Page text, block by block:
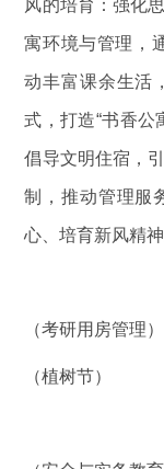
风的培育：强化
寓环境与管理，
动丰富课余生活
式，打造“书香公
倡导文明住宿，
制，推动管理服
心、培育新风精神
（考研用房管理）
（植树节）